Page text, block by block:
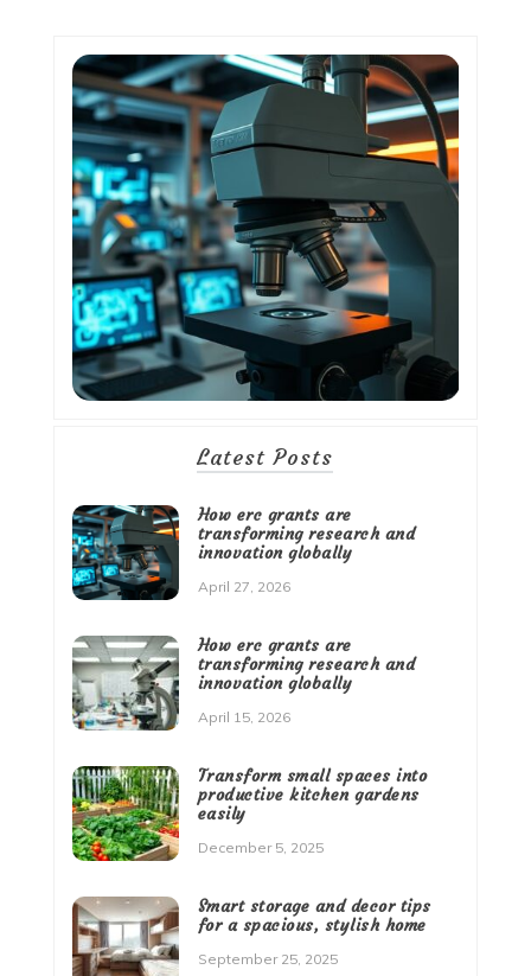
Latest Posts
How erc grants are
transforming research and
innovation globally
April 27, 2026
How erc grants are
transforming research and
innovation globally
April 15, 2026
Transform small spaces into
productive kitchen gardens
easily
December 5, 2025
Smart storage and decor tips
for a spacious, stylish home
September 25, 2025